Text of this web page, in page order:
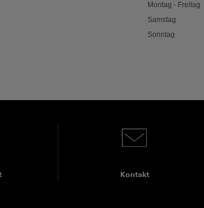
Montag - Freitag
Samstag
Sonntag
Kontakt